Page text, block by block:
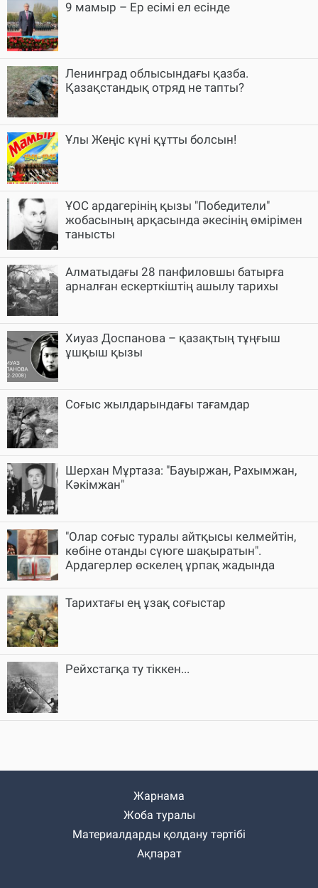
9 мамыр – Ер есімі ел есінде
Ленинград облысындағы қазба.
Қазақстандық отряд не тапты?
Ұлы Жеңіс күні құтты болсын!
ҰОС ардагерінің қызы "Победители"
жобасының арқасында әкесінің өмірімен
танысты
Алматыдағы 28 панфиловшы батырға
арналған ескерткіштің ашылу тарихы
Хиуаз Доспанова – қазақтың тұңғыш
ұшқыш қызы
Соғыс жылдарындағы тағамдар
Шерхан Мұртаза: "Бауыржан, Рахымжан,
Кәкімжан"
"Олар соғыс туралы айтқысы келмейтін,
көбіне отанды сүюге шақыратын".
Ардагерлер өскелең ұрпақ жадында
Тарихтағы ең ұзақ соғыстар
Рейхстагқа ту тіккен...
Жарнама
Жоба туралы
Материалдарды қолдану тәртібі
Ақпарат